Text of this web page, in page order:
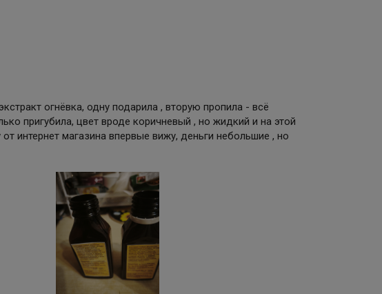
огнёвка, одну подарила , вторую пропила - всё
пригубила, цвет вроде коричневый , но жидкий и на этой
интернет магазина впервые вижу, деньги небольшие , но